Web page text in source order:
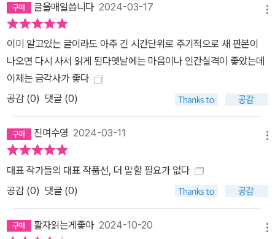
전개된다. 작품에서는 크게 세 종류의 시대가 맥을 이루며 교차된다.
시코쿠의 산골에서 농민 봉기가 일어난 1860년(만엔 원년)부터 태
평양전쟁이 패배로 막을 내린 1945년, 일미안보조약 체결에 반대하
는 '안보 투쟁'이 있었던 1960년을 말한다. 약 100년에 걸쳐 한 가문
의 역사 그리고 폭력으로 얼룩진 근대 일본의 민낯이 오에 겐자부로
특유의 굵직한 서사와 장대한 스케일로 그려진다. 평화 헌법 수호에
원년의 풋볼> 에는 국가와 공동체에 대한 작가의 문제의식이 한데 담
겨 있다. 인간의 상처와 치유의 문제를 한 개인에 머물지 않고 공동체
차원에서 조명하며, 진정한 자기 구원의 방향성을 제시하고 있는 것
하는 휴머니즘으로 전후 일본 문학의 포문을 연 <만엔 원년의 풋볼>
의미 있는 시사를 던지고 있다. 저자소개 : 오에 겐자부로 (지은이),박
글을매일씁니다 2024-03-17
이미 알고있는 글이라도 아주 긴 시간단위로 주기적으로 새 판본이
나오면 다시 사서 읽게 된다옛날에는 마음이나 인간실격이 좋았는데
이제는 금각사가 좋다
공감 (0) 댓글 (0)
진여수영 2024-03-11
대표 작가들의 대표 작품선, 더 말할 필요가 없다
공감 (0) 댓글 (0)
활자읽는게좋아2024-10-20